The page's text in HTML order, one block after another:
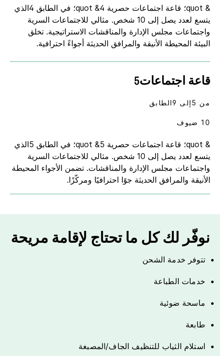
& quot؛ قاعة اجتماعات حصرية 4& quot؛ في الطابق 4الذي
يتسع لعدد يصل إلى 10 شخص. مثالي للاجتماعات السرية
واجتماعات مجلس الإدارة والمناقشات الاستراتيجية. تخلق
البيئة المحيطة الأنيقة والمرافق الحديثة أجواءً احترافية.
قاعة اجتماعات5
& quot؛ قاعة اجتماعات حصرية 5& quot؛ في الطابق 5الذي
يتسع لعدد يصل إلى 10 شخص. مثالي للاجتماعات السرية
واجتماعات مجلس الإدارة والمناقشات. تضمن الأجواء المحيطة
الأنيقة والمرافق الحديثة جوًا احترافيًا ومركّزًا.
من 5إلى 9الطابق
10 ضيوف
نوفّر لك كل ما تحتاج لإقامة مريحة
تتوفر خدمة الشحن
خدمات الطباعة
ماسحة ضوئية
طابعة
استلام الثياب للتنظيف الجاف/المصبغة